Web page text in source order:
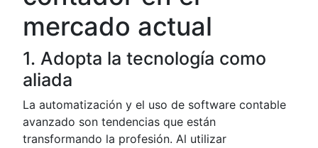
mercado actual
1. Adopta la tecnología como
aliada
La automatización y el uso de software contable
avanzado son tendencias que están
transformando la profesión. Al utilizar